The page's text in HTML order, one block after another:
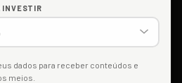
INVESTIR
dados para receber conteúdos e
meios.